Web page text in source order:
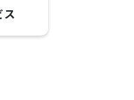
ス